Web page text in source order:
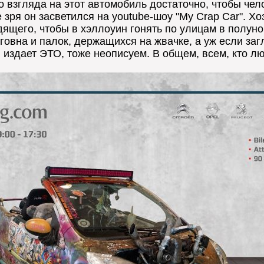
на этот автомобиль достаточно, чтобы
зря он засветился на youtube-шоу "My Crap Car".
чтобы в хэллоуин гонять по улицам в
и палок, держащихся на жвачке, а уж если
издает ЭТО, тоже неописуем. В общем, всем, кто